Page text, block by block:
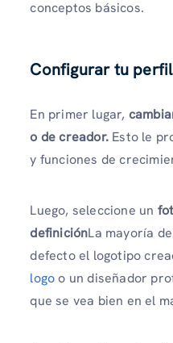
conceptos básicos.
Configurar tu
En primer lugar,
o de creador. Esto le
y funciones de
Luego, seleccione un
definiciónLa mayoría
defecto el logotipo
logoo un diseñador
que se vea bien en el